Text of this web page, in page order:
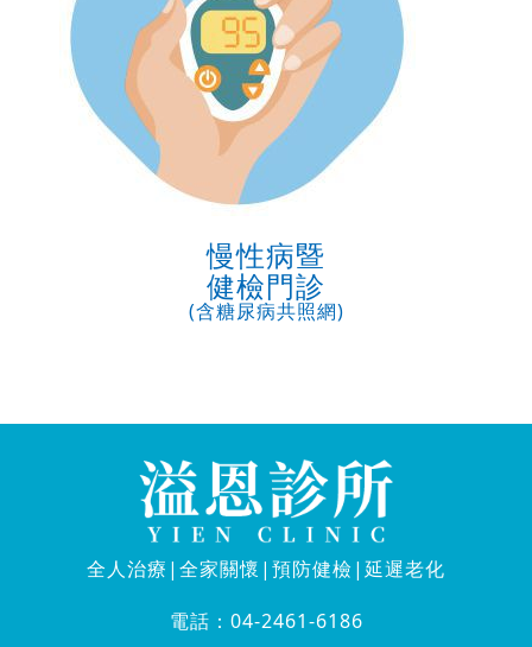
慢性病暨
健檢門診
(含糖尿病共照網)
全人治療|全家關懷|預防健檢|延遲老化
電話： 04-2461-6186